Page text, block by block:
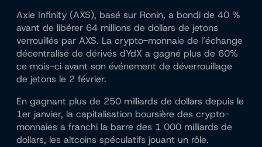
Axie Infinity (AXS), basé sur Ronin, a bondi de 40 %
avant de libérer 64 millions de dollars de jetons
verrouillés par AXS. La crypto-monnaie de l’échange
décentralisé de dérivés dYdX a gagné plus de 60%
ce mois-ci avant son événement de déverrouillage
de jetons le 2 février.
En gagnant plus de 250 milliards de dollars depuis le
1er janvier, la capitalisation boursière des crypto-
monnaies a franchi la barre des 1 000 milliards de
dollars, les altcoins spéculatifs jouant un rôle.